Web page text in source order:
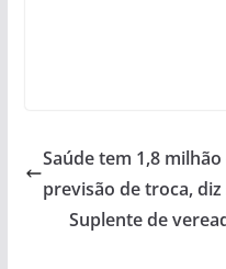
Saúde tem 1,8
previsão de troca, diz
Suplente de